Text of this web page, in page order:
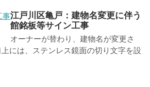
江戸川区亀戸：建物名変更に伴う
館銘板等サイン工事
オーナーが替わり、建物名が変更さ
には、ステンレス鏡面の切り文字を設